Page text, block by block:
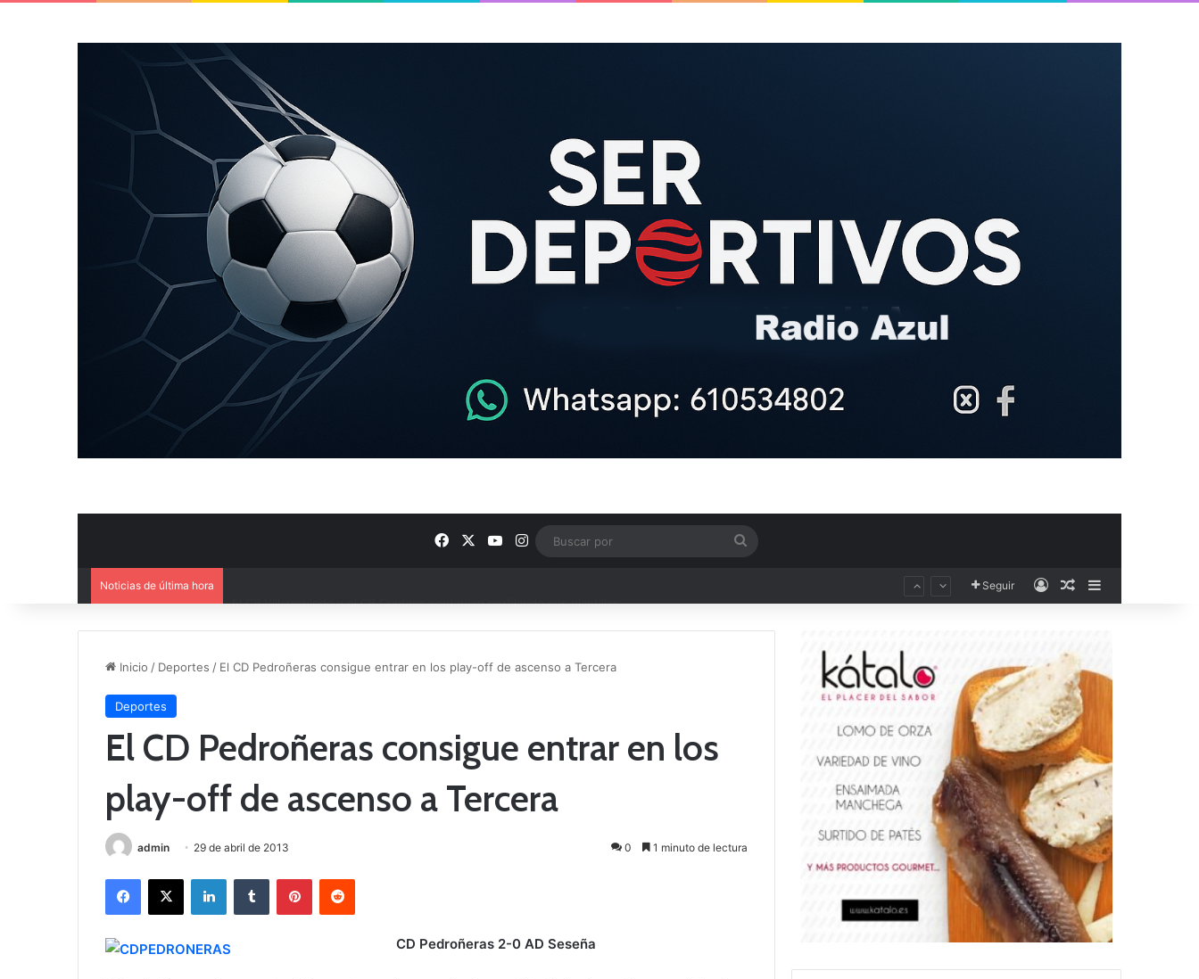
FacebookYouTube
Instagram
Noticias de última hora Seguir AccesoPublicación al
Inicio / Deportes / El CD Pedroñeras consigue entrar en los play-off de ascenso a Tercera
Deportes
El CD Pedroñeras consigue entrar en los
play-off de ascenso a Tercera
admin 29 de abril de 2013 0 1 minuto de lectura
CD Pedroñeras 2-0 AD Seseña